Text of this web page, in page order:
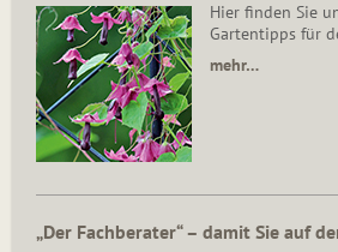
Hier finden Sie
Gartentipps für
mehr…
„Der Fachberater“ – damit Sie auf